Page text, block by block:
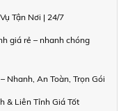
Tận Nơi | 24/7
giá rẻ – nhanh chóng
Nhanh, An Toàn, Trọn Gói
& Liên Tỉnh Giá Tốt